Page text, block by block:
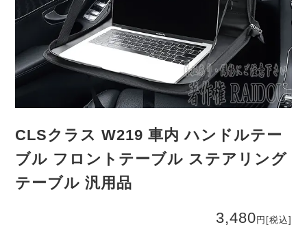
CLSクラス W219 車内 ハンドルテー
ブル フロントテーブル ステアリング
テーブル 汎用品
3,480円 [税込]